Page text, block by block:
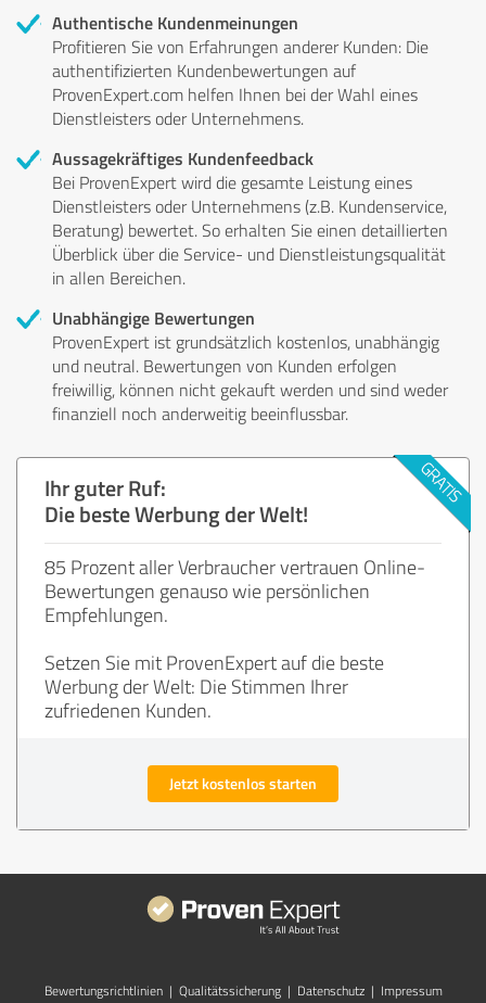
Authentische Kundenmeinungen
Profitieren Sie von Erfahrungen anderer Kunden: Die
authentifizierten Kundenbewertungen auf
ProvenExpert.com helfen Ihnen bei der Wahl eines
Dienstleisters oder Unternehmens.
Aussagekräftiges Kundenfeedback
Bei ProvenExpert wird die gesamte Leistung eines
Dienstleisters oder Unternehmens (z.B. Kundenservice,
Beratung) bewertet. So erhalten Sie einen detaillierten
Überblick über die Service- und Dienstleistungsqualität
in allen Bereichen.
Unabhängige Bewertungen
ProvenExpert ist grundsätzlich kostenlos, unabhängig
und neutral. Bewertungen von Kunden erfolgen
freiwillig, können nicht gekauft werden und sind weder
finanziell noch anderweitig beeinflussbar.
Ihr guter Ruf:
Die beste Werbung der Welt!
85 Prozent aller Verbraucher vertrauen Online-
Bewertungen genauso wie persönlichen
Empfehlungen.
Setzen Sie mit ProvenExpert auf die beste
Werbung der Welt: Die Stimmen Ihrer
zufriedenen Kunden.
Jetzt kostenlos starten
Bewertungs­richtlinien | Qualitätssicherung | Datenschutz | Impressum